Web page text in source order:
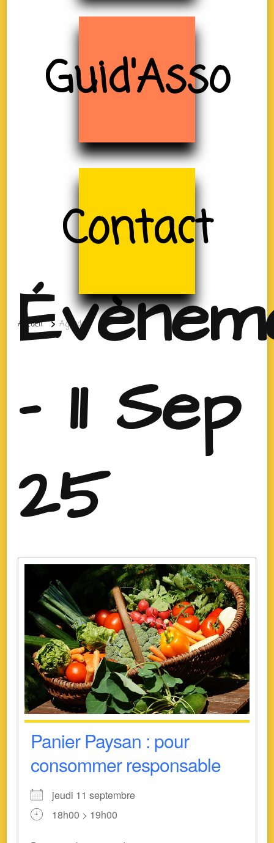
Accueil Agenda
- 11 Sep
25
Panier Paysan : pour
consommer responsable
jeudi 11 septembre
18h00 > 19h00
Guid'Asso
Contact